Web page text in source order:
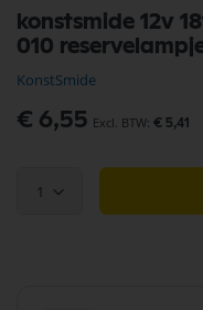
konstsmide 12v
010
KonstSmide
€ 6,55 € 5,41
1
naar
het
van
de
afbeeldingen-